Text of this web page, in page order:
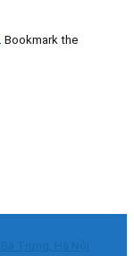
. Bookmark the